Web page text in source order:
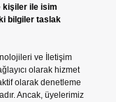
kişiler ile isim
bilgiler taslak
ve İletişim
olarak hizmet
olarak denetleme
Ancak, üyelerimiz